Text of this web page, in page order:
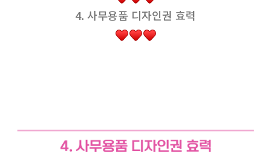
4. 사무용품 디자인권 효력